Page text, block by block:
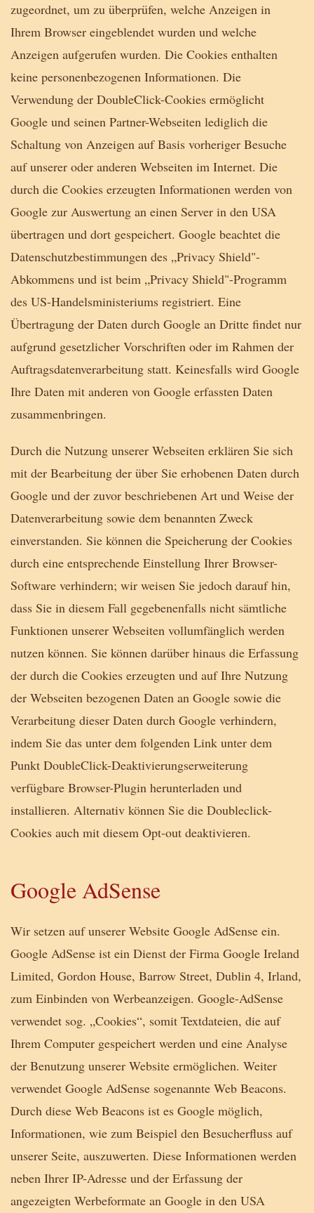
zugeordnet, um zu überprüfen, welche Anzeigen in
Ihrem Browser eingeblendet wurden und welche
Anzeigen aufgerufen wurden. Die Cookies enthalten
keine personenbezogenen Informationen. Die
Verwendung der DoubleClick-Cookies ermöglicht
Google und seinen Partner-Webseiten lediglich die
Schaltung von Anzeigen auf Basis vorheriger Besuche
auf unserer oder anderen Webseiten im Internet. Die
durch die Cookies erzeugten Informationen werden von
Google zur Auswertung an einen Server in den USA
übertragen und dort gespeichert. Google beachtet die
Datenschutzbestimmungen des „Privacy Shield"-
Abkommens und ist beim „Privacy Shield"-Programm
des US-Handelsministeriums registriert. Eine
Übertragung der Daten durch Google an Dritte findet nur
aufgrund gesetzlicher Vorschriften oder im Rahmen der
Auftragsdatenverarbeitung statt. Keinesfalls wird Google
Ihre Daten mit anderen von Google erfassten Daten
zusammenbringen.
Durch die Nutzung unserer Webseiten erklären Sie sich
mit der Bearbeitung der über Sie erhobenen Daten durch
Google und der zuvor beschriebenen Art und Weise der
Datenverarbeitung sowie dem benannten Zweck
einverstanden. Sie können die Speicherung der Cookies
durch eine entsprechende Einstellung Ihrer Browser-
Software verhindern; wir weisen Sie jedoch darauf hin,
dass Sie in diesem Fall gegebenenfalls nicht sämtliche
Funktionen unserer Webseiten vollumfänglich werden
nutzen können. Sie können darüber hinaus die Erfassung
der durch die Cookies erzeugten und auf Ihre Nutzung
der Webseiten bezogenen Daten an Google sowie die
Verarbeitung dieser Daten durch Google verhindern,
indem Sie das unter dem folgenden Link unter dem
Punkt DoubleClick-Deaktivierungserweiterung
verfügbare Browser-Plugin herunterladen und
installieren. Alternativ können Sie die Doubleclick-
Cookies auch mit diesem Opt-out deaktivieren.
Google AdSense
Wir setzen auf unserer Website Google AdSense ein.
Google AdSense ist ein Dienst der Firma Google Ireland
Limited, Gordon House, Barrow Street, Dublin 4, Irland,
zum Einbinden von Werbeanzeigen. Google-AdSense
verwendet sog. „Cookies“, somit Textdateien, die auf
Ihrem Computer gespeichert werden und eine Analyse
der Benutzung unserer Website ermöglichen. Weiter
verwendet Google AdSense sogenannte Web Beacons.
Durch diese Web Beacons ist es Google möglich,
Informationen, wie zum Beispiel den Besucherfluss auf
unserer Seite, auszuwerten. Diese Informationen werden
neben Ihrer IP-Adresse und der Erfassung der
angezeigten Werbeformate an Google in den USA